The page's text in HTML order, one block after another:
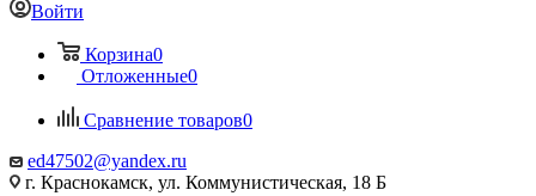
Войти
Корзина0
Отложенные0
Сравнение товаров0
ed47502@yandex.ru
г. Краснокамск, ул. Коммунистическая, 18 Б